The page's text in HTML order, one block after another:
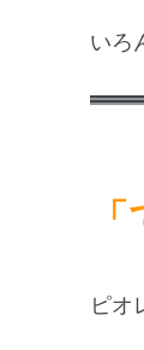
いろ
ピオ